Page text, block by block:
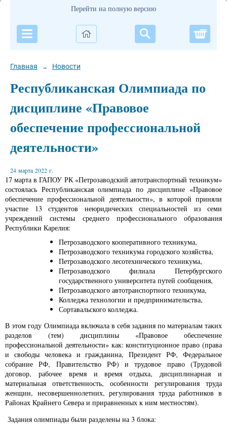
Перейти на полную версию
Главная → Новости
Республиканская Олимпиада по
дисциплине «Правовое
обеспечение профессиональной
деятельности»
24 марта 2022 г.
17 марта в ГАПОУ РК «Петрозаводский автотранспортный техникум»
состоялась Республиканская олимпиада по дисциплине «Правовое
обеспечение профессиональной деятельности», в которой приняли
участие 13 студентов неюридических специальностей из семи
учреждений системы среднего профессионального образования
Республики Карелия:
Петрозаводского кооперативного техникума,
Петрозаводского техникума городского хозяйства,
Петрозаводского лесотехнического техникума,
Петрозаводского филиала Петербургского
государственного университета путей сообщения,
Петрозаводского автотранспортного техникума,
Колледжа технологии и предпринимательства,
Сортавальского колледжа.
В этом году Олимпиада включала в себя задания по материалам таких
разделов (тем) дисциплины «Правовое обеспечение
профессиональной деятельности» как: конституционное право (права
и свободы человека и гражданина, Президент РФ, Федеральное
собрание РФ, Правительство РФ) и трудовое право (Трудовой
договор, рабочее время и время отдыха, дисциплинарная и
материальная ответственность, особенности регулирования труда
женщин, несовершеннолетних, регулирования труда работников в
Районах Крайнего Севера и приравненных к ним местностям).
Задания олимпиады были разделены на 3 блока: